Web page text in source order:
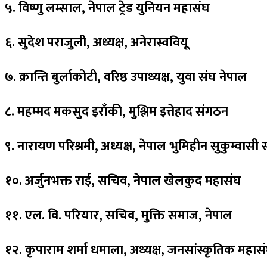
५. विष्णु लम्साल, नेपाल ट्रेड युनियन महासंघ
६. सुदेश पराजुली, अध्यक्ष, अनेरास्ववियू
७. क्रान्ति बुर्लाकोटी, वरिष्ठ उपाध्यक्ष, युवा संघ नेपाल
८. महम्मद मकसुद इराँकी, मुश्लिम इत्तेहाद संगठन
९. नारायण परिश्रमी, अध्यक्ष, नेपाल भुमिहीन
१०. अर्जुनभक्त राई, सचिव, नेपाल खेलकुद महासंघ
११. एल. वि. परियार, सचिव, मुक्ति समाज, नेपाल
१२. कृपाराम शर्मा धमाला, अध्यक्ष, जनसांस्कृतिक